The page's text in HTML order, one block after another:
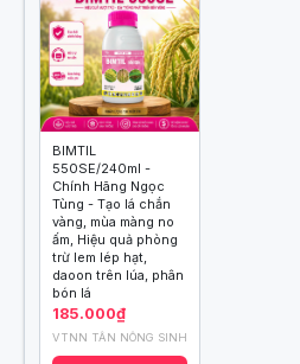
BIMTIL
550SE/240ml -
Chính Hãng Ngọc
Tùng - Tạo lá chắn
vàng, mùa màng no
ấm, Hiệu quả phòng
trừ lem lép hạt,
daoon trên lúa, phân
bón lá
185.000₫
VTNN TÂN NÔNG SINH